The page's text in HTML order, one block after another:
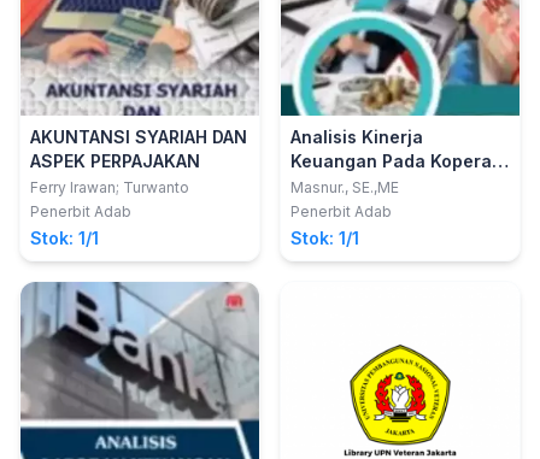
AKUNTANSI SYARIAH DAN
ASPEK PERPAJAKAN
Ferry Irawan; Turwanto
Penerbit Adab
Stok: 1/1
Analisis Kinerja
Keuangan Pada Koperasi
Syariah di Pekanbaru
Masnur., SE.,ME
Penerbit Adab
Stok: 1/1